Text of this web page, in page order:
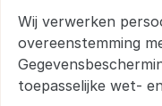
Wij verwerken
overeenstemming
toepasselijke wet-